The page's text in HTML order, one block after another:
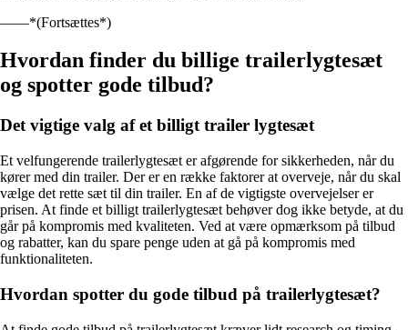
——*(Fortsættes*)
Hvordan finder du billige trailerlygtesæt
og spotter gode tilbud?
Det vigtige valg af et billigt trailer lygtesæt
Et velfungerende trailerlygtesæt er afgørende for sikkerheden, når du
kører med din trailer. Der er en række faktorer at overveje, når du skal
vælge det rette sæt til din trailer. En af de vigtigste overvejelser er
prisen. At finde et billigt trailerlygtesæt behøver dog ikke betyde, at du
går på kompromis med kvaliteten. Ved at være opmærksom på tilbud
og rabatter, kan du spare penge uden at gå på kompromis med
funktionaliteten.
Hvordan spotter du gode tilbud på trailerlygtesæt?